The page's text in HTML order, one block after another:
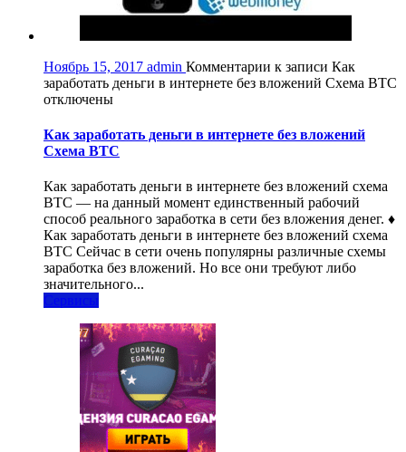
Ноябрь 15, 2017 admin Комментарии к записи Как
заработать деньги в интернете без вложений Схема BTC
отключены
Как заработать деньги в интернете без вложений
Схема BTC
Как заработать деньги в интернете без вложений схема
BTC — на данный момент единственный рабочий
способ реального заработка в сети без вложения денег. ♦
Как заработать деньги в интернете без вложений схема
BTC Сейчас в сети очень популярны различные схемы
заработка без вложений. Но все они требуют либо
значительного...
Сервисы